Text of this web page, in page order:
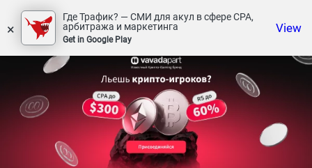
×
Где Трафик? — СМИ для акул в сфере СРА,
арбитража и маркетинга
Get in Google Play
View